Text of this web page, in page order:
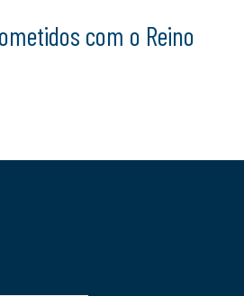
com o Reino